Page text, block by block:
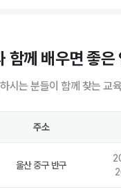
함께 배우면 좋
시는 분들이 함께 찾는 교
주소
울산 중구 반구